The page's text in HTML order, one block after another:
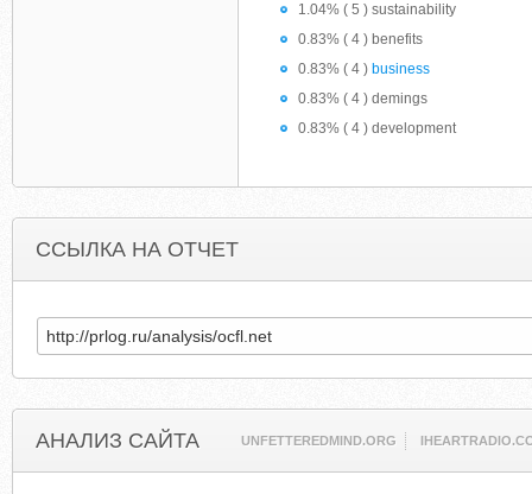
1.04% ( 5 ) sustainability
0.83% ( 4 ) benefits
0.83% ( 4 ) business
0.83% ( 4 ) demings
0.83% ( 4 ) development
ССЫЛКА НА ОТЧЕТ
АНАЛИЗ САЙТА UNFETTEREDMIND.ORG